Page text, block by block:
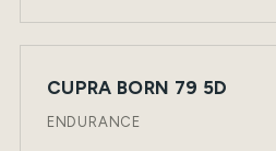
LEASING NY BIL
CUPRA BORN 79 5D
ENDURANCE